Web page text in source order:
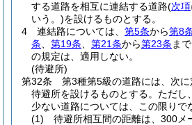
する道路を相互に連結する道路(次項
いう。)を設けるものとする。
4
連結路については、 第5条から第8
条
第19条 第21条から第23条 まで
の規定は、適用しない。
(待避所)
第32条
第3種第5級の道路には、次に
待避所を設けるものとする。 ただし
少ない道路については、この限りで
(1)
待避所相互間の距離は、300メ